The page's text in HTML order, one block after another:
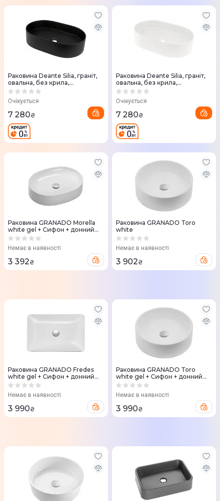
Раковина Deante Silia, граніт,
овальна, без крила,
350х550х105мм, чорний
Очікується
7 280₴
Раковина Deante Silia, граніт,
овальна, без крила,
350х550х105мм, алебастр
Очікується
7 280₴
Раковина GRANADO Morella
white gel + Сифон + донний
клапан 65мм Nova Plast на
Немає в наявності
3 392₴
Раковина GRANADO Toro
white
Немає в наявності
3 902₴
Раковина GRANADO Fredes
white gel + Сифон + донний
клапан 65мм Nova Plast на
Немає в наявності
3 990₴
Раковина GRANADO Toro
white gel + Сифон + донний
клапан 65мм Nova Plast на
Немає в наявності
3 990₴